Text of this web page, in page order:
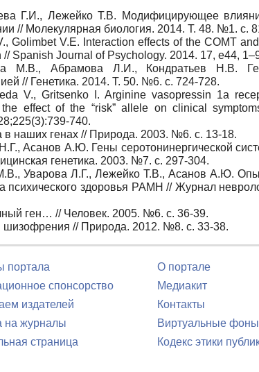
Г.И., Лежейко Т.В. Модифицирующее
// Молекулярная биология. 2014. Т. 48. №1. с.
Golimbet V.E. Interaction effects of the COMT
Spanish Journal of Psychology. 2014. 17, e44,
М.В., Абрамова Л.И., Кондратьев Н.В.
// Генетика. 2014. Т. 50. №6. с. 724-728.
V., Gritsenko I. Arginine vasopressin 1a
effect of the “risk” allele on clinical
740.
наших генах // Природа. 2003. №6. с. 13-18.
Асанов А.Ю. Гены серотонинергической
генетика. 2003. №7. с. 297-304.
Уварова Л.Г., Лежейко Т.В., Асанов А.Ю.
психического здоровья РАМН // Журнал
ген… // Человек. 2005. №6. с. 36-39.
// Природа. 2012. №8. с. 33-38.
портала
спонсорство
издателей
на журналы
страница
О портале
Медиакит
Контакты
Виртуальные фоны
Кодекс этики